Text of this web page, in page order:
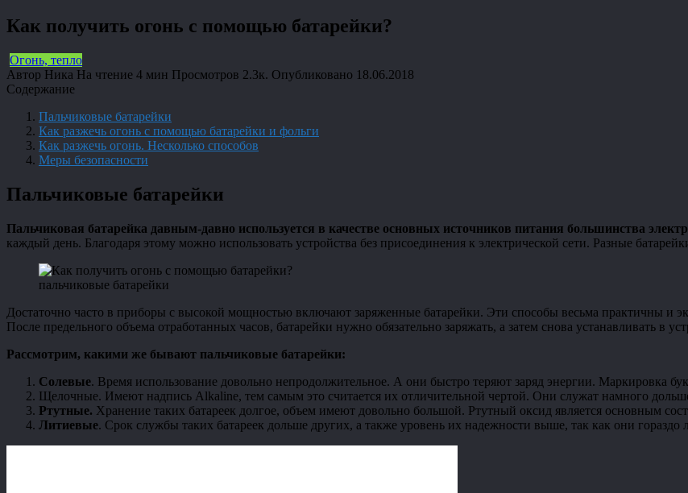
Как получить огонь с помощью батарейки?
Огонь, тепло
Автор Ника На чтение 4 мин Просмотров 2.3к. Опубликовано 18.06.2018
Содержание
Пальчиковые батарейки
Как разжечь огонь с помощью батарейки и фольги
Как разжечь огонь. Несколько способов
Меры безопасности
Пальчиковые батарейки
Пальчиковая батарейка давным-давно используется в качестве основных источников питания большинства
каждый день. Благодаря этому можно использовать устройства без присоединения к электрической сети. Разные
пальчиковые батарейки
Достаточно часто в приборы с высокой мощностью включают заряженные батарейки. Эти способы весьма практичны и
После предельного объема отработанных часов, батарейки нужно обязательно заряжать, а затем снова устанавливать в
Рассмотрим, какими же бывают пальчиковые батарейки:
Солевые. Время использование довольно непродолжительное. А они быстро теряют заряд энергии. Маркировка
Щелочные. Имеют надпись Alkaline, тем самым это считается их отличительной чертой. Они служат намного
Ртутные. Хранение таких батареек долгое, объем имеют довольно большой. Ртутный оксид является основным
Литиевые. Срок службы таких батареек дольше других, а также уровень их надежности выше, так как они